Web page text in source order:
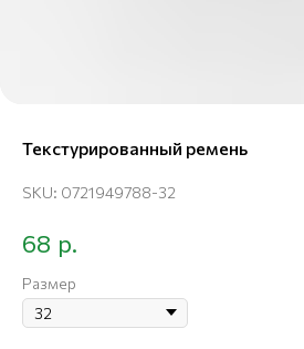
Текстурированный ремень
SKU: 0721949788-32
68 р.
Размер